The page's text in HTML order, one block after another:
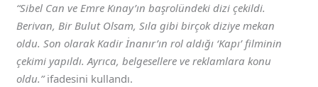
“Sibel Can ve Emre Kınay’ın başrolündeki dizi çekildi.
Berivan, Bir Bulut Olsam, Sıla gibi birçok diziye mekan
oldu. Son olarak Kadir İnanır’ın rol aldığı ‘Kapı’ filminin
çekimi yapıldı. Ayrıca, belgesellere ve reklamlara konu
oldu.”ifadesini kullandı.